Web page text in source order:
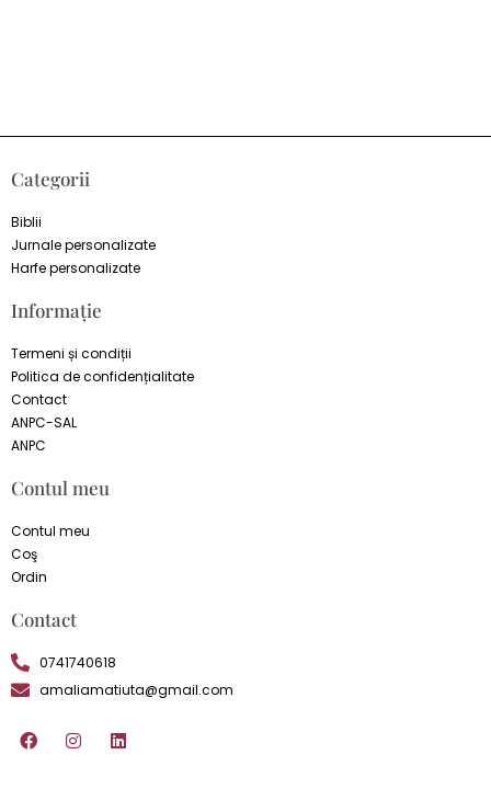
Categorii
Biblii
Jurnale personalizate
Harfe personalizate
Informație
Termeni și condiții
Politica de confidențialitate
Contact
ANPC-SAL
ANPC
Contul meu
Contul meu
Coş
Ordin
Contact
0741740618
amaliamatiuta@gmail.com